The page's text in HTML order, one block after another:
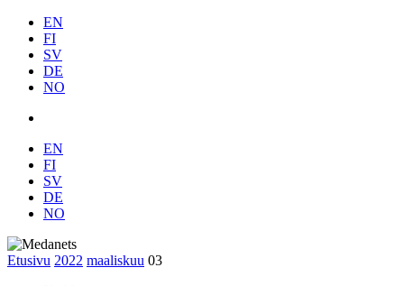
EN
FI
SV
DE
NO
EN
FI
SV
DE
NO
Etusivu 2022 maaliskuu 03